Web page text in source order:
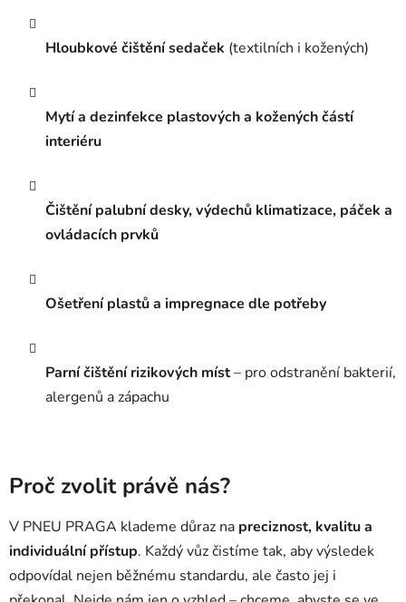
Hloubkové čištění sedaček (textilních i kožených)
Mytí a dezinfekce plastových a kožených částí
interiéru
Čištění palubní desky, výdechů klimatizace, páček a
ovládacích prvků
Ošetření plastů a impregnace dle potřeby
Parní čištění rizikových míst– pro odstranění bakterií,
alergenů a zápachu
Proč zvolit právě nás?
V PNEU PRAGA klademe důraz na preciznost, kvalitu a
individuální přístup. Každý vůz čistíme tak, aby výsledek
odpovídal nejen běžnému standardu, ale často jej i